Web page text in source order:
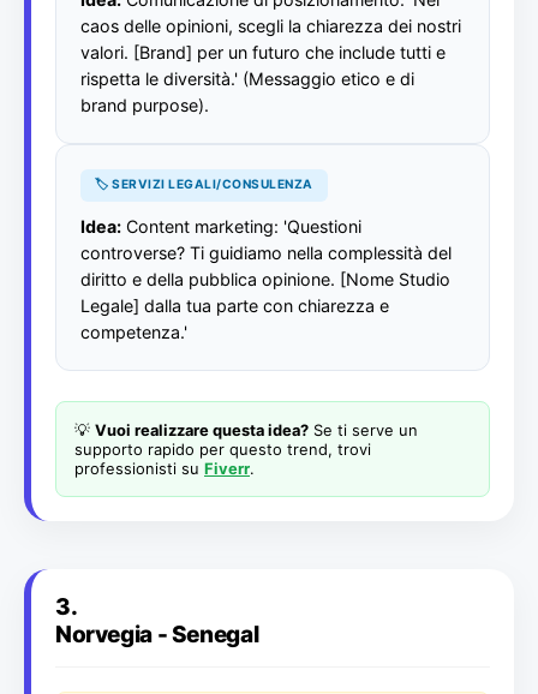
caos delle opinioni, scegli la chiarezza dei nostri
valori. [Brand] per un futuro che include tutti e
rispetta le diversità.' (Messaggio etico e di
brand purpose).
🏷️ SERVIZI LEGALI/CONSULENZA
Idea: Content marketing: 'Questioni
controverse? Ti guidiamo nella complessità del
diritto e della pubblica opinione. [Nome Studio
Legale] dalla tua parte con chiarezza e
competenza.'
💡 Vuoi realizzare questa idea? Se ti serve un
supporto rapido per questo trend, trovi
professionisti su Fiverr.
3.
Norvegia - Senegal